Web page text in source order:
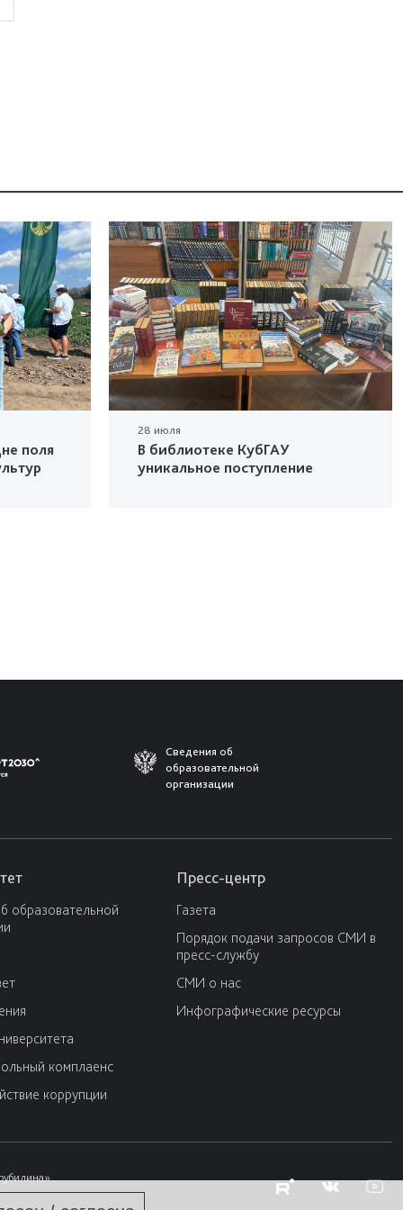
поля
28 июля
В библиотеке КубГАУ
уникальное поступление
Сведения об
образовательной
организации
образовательной
комплаенс
коррупции
Пресс-центр
Газета
Порядок подачи запросов СМИ в
пресс-службу
СМИ о нас
Инфографические ресурсы